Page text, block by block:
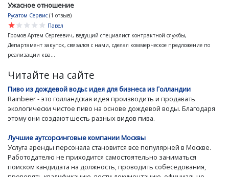
Ужасное отношение
Русатом Сервис (1 отзыв)
star
star
star
star
star
Павел
Громов Артем Сергеевич, ведущий специалист контрактной службы,
Департамент закупок, связался с нами, сделал коммерческое предложение по
реализации ква...
Читайте на сайте
Пиво из дождевой воды: идея для бизнеса из Голландии
Rainbeer - это голландская идея производить и продавать
экологически чистое пиво на основе дождевой воды. Благодаря
этому они создают шесть разных видов пива.
Лучшие аутсорсинговые компании Москвы
Услуга аренды персонала становится все популярней в Москве.
Работодателю не приходится самостоятельно заниматься
поиском кандидата на должность, проводить собеседования,